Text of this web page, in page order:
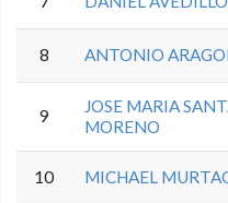
8 ANTONIO
9
JOSE MARIA
MORENO
10 MICHAEL